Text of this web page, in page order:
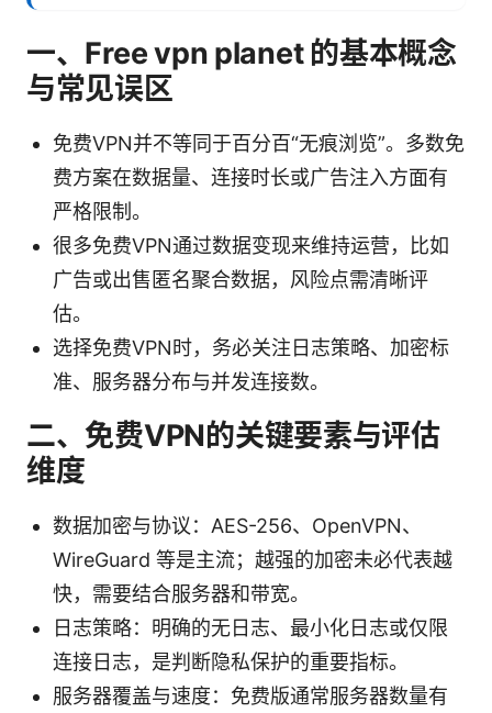
一、Free vpn planet 的基本概念
与常见误区
免费VPN并不等同于百分百“无痕浏览”。多数免
费方案在数据量、连接时长或广告注入方面有
严格限制。
很多免费VPN通过数据变现来维持运营，比如
广告或出售匿名聚合数据，风险点需清晰评
估。
选择免费VPN时，务必关注日志策略、加密标
准、服务器分布与并发连接数。
二、免费VPN的关键要素与评估
维度
数据加密与协议：AES-256、OpenVPN、
WireGuard 等是主流；越强的加密未必代表越
快，需要结合服务器和带宽。
日志策略：明确的无日志、最小化日志或仅限
连接日志，是判断隐私保护的重要指标。
服务器覆盖与速度：免费版通常服务器数量有